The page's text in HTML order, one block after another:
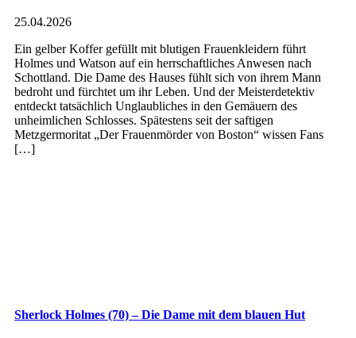
25.04.2026
Ein gelber Koffer gefüllt mit blutigen Frauenkleidern führt
Holmes und Watson auf ein herrschaftliches Anwesen nach
Schottland. Die Dame des Hauses fühlt sich von ihrem Mann
bedroht und fürchtet um ihr Leben. Und der Meisterdetektiv
entdeckt tatsächlich Unglaubliches in den Gemäuern des
unheimlichen Schlosses. Spätestens seit der saftigen
Metzgermoritat „Der Frauenmörder von Boston“ wissen Fans
[…]
Sherlock Holmes (70) – Die Dame mit dem blauen Hut